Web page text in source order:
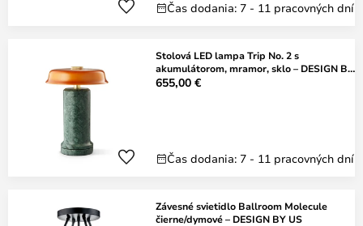
Čas dodania: 7 - 11 pracovných dní
Stolová LED lampa Trip No. 2 s
akumulátorom, mramor, sklo – DESIGN BY
US
655,00 €
Čas dodania: 7 - 11 pracovných dní
Závesné svietidlo Ballroom Molecule
čierne/dymové – DESIGN BY US